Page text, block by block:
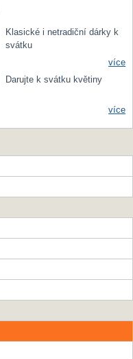
Klasické i netradiční dárky k
svátku
více
Darujte k svátku květiny
více